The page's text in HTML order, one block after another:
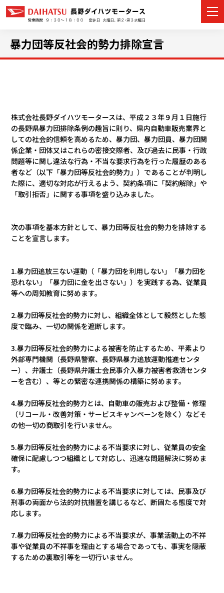
店舗情報
イベント・キャンペーン
ご購入者サポート
会社情報
リコ
お問
暴力団等反社会的勢力排除宣言
株式会社長野ダイハツモータースは、平成２３年９月１日施行
の長野県暴力団排除条例の趣旨に則り、県内自動車販売業界と
しての社会的信頼を高めるため、暴力団、暴力団員、暴力団関
係企業・団体又はこれらの密接交際者、及び過去に民事・行政
問題等に関し違法な行為・不当な要求行為を行った履歴のある
者など（以下「暴力団等反社会的勢力」）であることが判明し
た際に、適切な対応が行えるよう、契約条項に「契約解除」や
「取引拒否」に関する事項を盛り込みました。
次の事項を基本方針として、暴力団等反社会的勢力を排除する
ことを宣言します。
1.暴力団追放三ない運動（「暴力団を利用しない」「暴力団を
恐れない」「暴力団に金を出さない」）を実践する為、従業員
等への周知教育に努めます。
2.暴力団等反社会的勢力に対し、組織全体として毅然とした態
度で臨み、一切の関係を遮断します。
3.暴力団等反社会的勢力による被害を防止するため、平素より
外部専門機関（長野県警察、長野県暴力追放運動推進センタ
ー）、弁護士（長野県弁護士会民事介入暴力被害者救済センタ
ーを含む）、等との緊密な連携関係の構築に努めます。
4.暴力団等反社会的勢力とは、自動車の販売および整備・修理
（リコール・改善対策・サービスキャンペーンを除く）などそ
の他一切の商取引を行いません。
5.暴力団等反社会的勢力による不当要求に対し、従業員の安全
確保に配慮しつつ組織として対応し、迅速な問題解決に努めま
す。
6.暴力団等反社会的勢力による不当要求に対しては、民事及び
刑事の両面から法的対抗措置を講じるなど、断固たる態度で対
応します。
7.暴力団等反社会的勢力による不当要求が、事業活動上の不祥
事や従業員の不祥事を理由とする場合であっても、事実を隠蔽
するための裏取引等を一切行いません。